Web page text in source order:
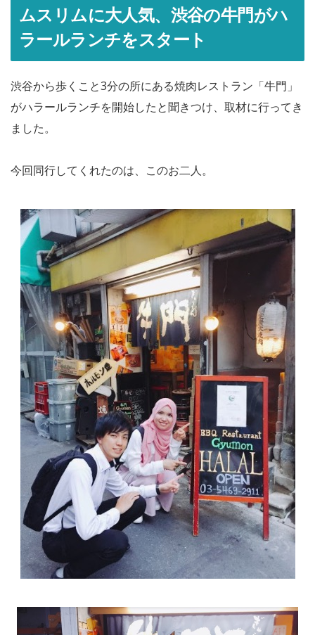
ムスリムに大人気、渋谷の牛門がハ
ラールランチをスタート
渋谷から歩くこと3分の所にある焼肉レストラン「牛門」
がハラールランチを開始したと聞きつけ、取材に行ってき
ました。
今回同行してくれたのは、このお二人。